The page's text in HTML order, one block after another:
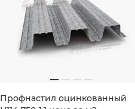
Профнастил оцинкованный